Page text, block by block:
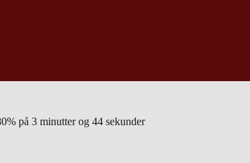
på 3 minutter og 44 sekunder